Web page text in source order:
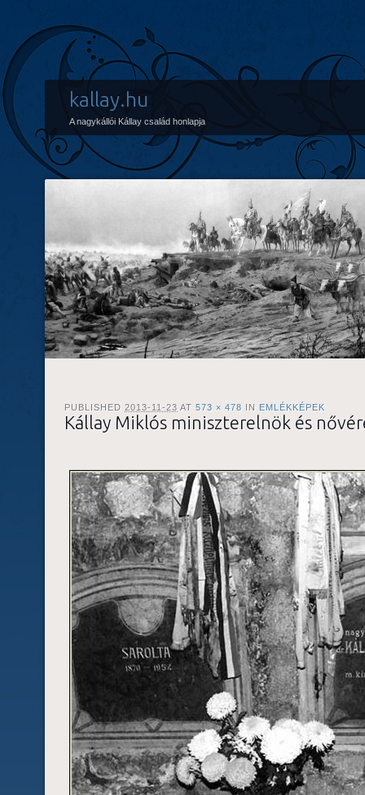
kallay.hu
A nagykállói Kállay család honlapja
PUBLISHED 2013-11-23 AT 573 × 478 IN EMLÉKKÉPEK
Kállay Miklós miniszterelnök és